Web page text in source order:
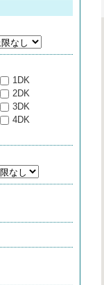
1DK
2DK
3DK
4DK